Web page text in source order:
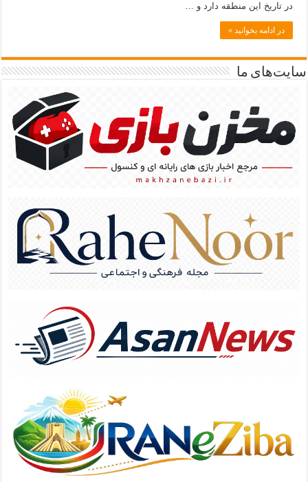
در تاریخ این منطقه دارد و …
در ادامه بخوانید »
سایت‌های ما